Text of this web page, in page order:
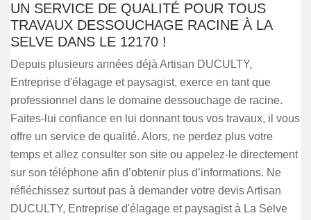
UN SERVICE DE QUALITÉ POUR TOUS
TRAVAUX DESSOUCHAGE RACINE À LA
SELVE DANS LE 12170 !
Depuis plusieurs années déjà Artisan DUCULTY,
Entreprise d'élagage et paysagist, exerce en tant que
professionnel dans le domaine dessouchage de racine.
Faites-lui confiance en lui donnant tous vos travaux, il vous
offre un service de qualité. Alors, ne perdez plus votre
temps et allez consulter son site ou appelez-le directement
sur son téléphone afin d’obtenir plus d’informations. Ne
réfléchissez surtout pas à demander votre devis Artisan
DUCULTY, Entreprise d'élagage et paysagist à La Selve